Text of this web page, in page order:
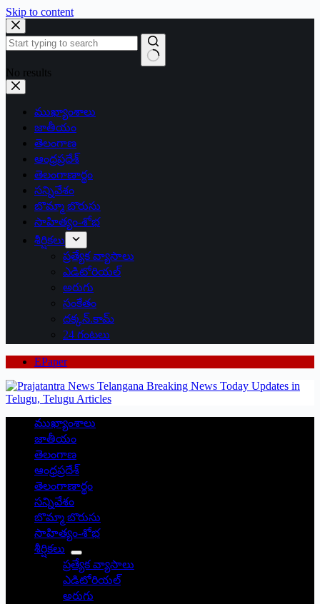
Skip to content
No results
ముఖ్యాంశాలు
జాతీయం
తెలంగాణ
ఆంధ్రప్రదేశ్
తెలంగాణార్థం
సన్నివేశం
బొమ్మా బొరుసు
సాహిత్యం-శోభ
శీర్షికలు
ప్రత్యేక వ్యాసాలు
ఎడిటోరియల్
అరుగు
సంకేతం
దక్కన్.కామ్
24 గంటలు
EPaper
ముఖ్యాంశాలు
జాతీయం
తెలంగాణ
ఆంధ్రప్రదేశ్
తెలంగాణార్థం
సన్నివేశం
బొమ్మా బొరుసు
సాహిత్యం-శోభ
శీర్షికలు
ప్రత్యేక వ్యాసాలు
ఎడిటోరియల్
అరుగు